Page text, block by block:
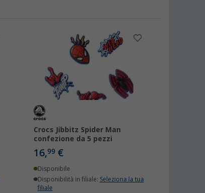
Crocs Jibbitz Spider Man
confezione da 5 pezzi
16,99 €
Disponibile
Disponibilità in filiale: Seleziona la tua
filiale